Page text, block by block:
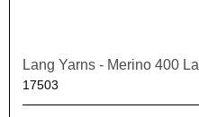
Lang Yarns - Merino 400
17503